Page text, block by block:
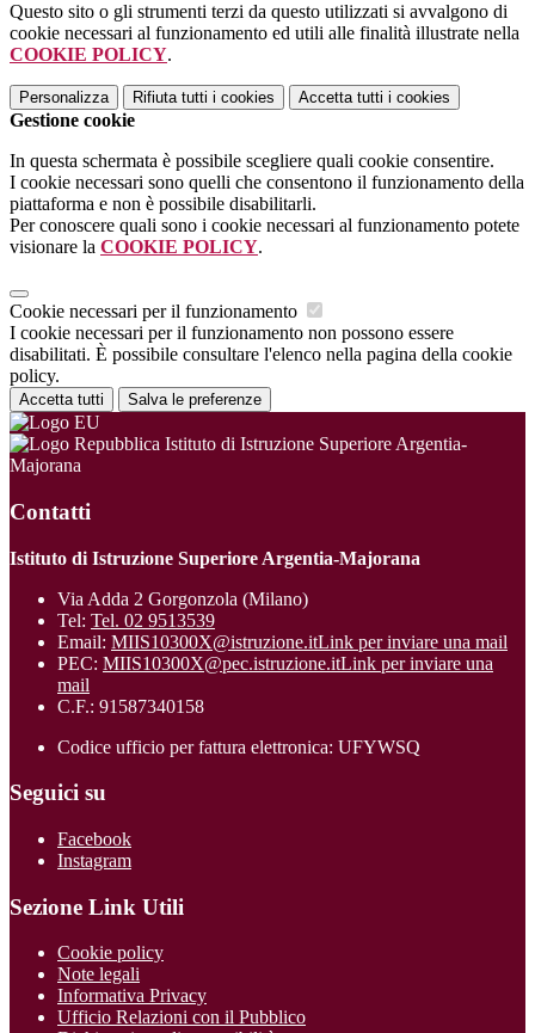
Questo sito o gli strumenti terzi da questo utilizzati si avvalgono di
cookie necessari al funzionamento ed utili alle finalità illustrate nella
COOKIE POLICY.
Personalizza Rifiuta tutti i cookies Accetta tutti i cookies
Gestione cookie
In questa schermata è possibile scegliere quali cookie consentire.
I cookie necessari sono quelli che consentono il funzionamento della
piattaforma e non è possibile disabilitarli.
Per conoscere quali sono i cookie necessari al funzionamento potete
visionare la COOKIE POLICY.
Cookie necessari per il funzionamento
I cookie necessari per il funzionamento non possono essere
disabilitati. È possibile consultare l'elenco nella pagina della cookie
policy.
Accetta tutti Salva le preferenze
Istituto di Istruzione Superiore Argentia-
Majorana
Contatti
Istituto di Istruzione Superiore Argentia-Majorana
Via Adda 2 Gorgonzola (Milano)
Tel: Tel. 02 9513539
Email: MIIS10300X@istruzione.itLink per inviare una mail
PEC: MIIS10300X@pec.istruzione.itLink per inviare una
mail
C.F.: 91587340158
Codice ufficio per fattura elettronica: UFYWSQ
Seguici su
Facebook
Instagram
Sezione Link Utili
Cookie policy
Note legali
Informativa Privacy
Ufficio Relazioni con il Pubblico